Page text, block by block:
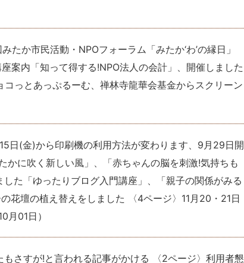
みたか市民活動・NPOフォーラム「みたか‘わ’の縁日」
案内「知って得する!NPO法人の会計」、開催しました
っとあっぷるーむ、禅林寺龍華会基金からスクリーン
15日(金)から印刷機の利用方法が変わります、9月29日開
に吹く新しい風」、「赤ちゃんの脳を刺激!気持ちも
た「ゆったりブログ入門講座」、「親子の関係がみる
花壇の植え替えをしました 〈4ページ〉11月20・21日
月01日）
もさすが!と言われる記事がかける 〈2ページ〉利用者懇